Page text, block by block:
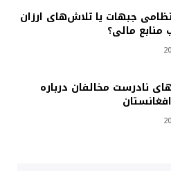
جبهات یا تلاش‌های ارزان
منابع مالی؟
نادرست مخالفان درباره